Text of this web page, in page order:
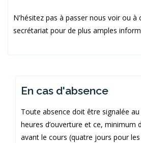
N'hésitez pas à passer nous voir ou à
secrétariat pour de plus amples
En cas d'absence
Toute absence doit être signalée
heures d’ouverture et ce, minimum
avant le cours (quatre jours pour